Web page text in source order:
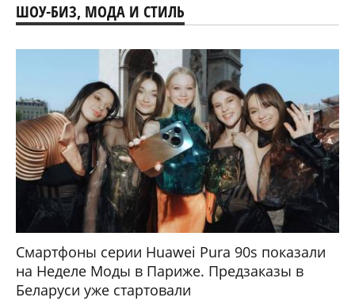
ШОУ-БИЗ, МОДА И СТИЛЬ
Смартфоны серии Huawei Pura 90s показали
на Неделе Моды в Париже. Предзаказы в
Беларуси уже стартовали